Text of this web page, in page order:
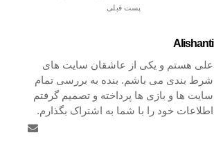
پست قبلی
Alishanti
علی هستم و یکی از عاشقان سایت های
شرط بندی می باشم. بنده به بررسی تمام
سایت ها و بازی ها پرداخته و تصمیم گرفتم
اطلاعات خود را با شما به اشتراک بگذارم.